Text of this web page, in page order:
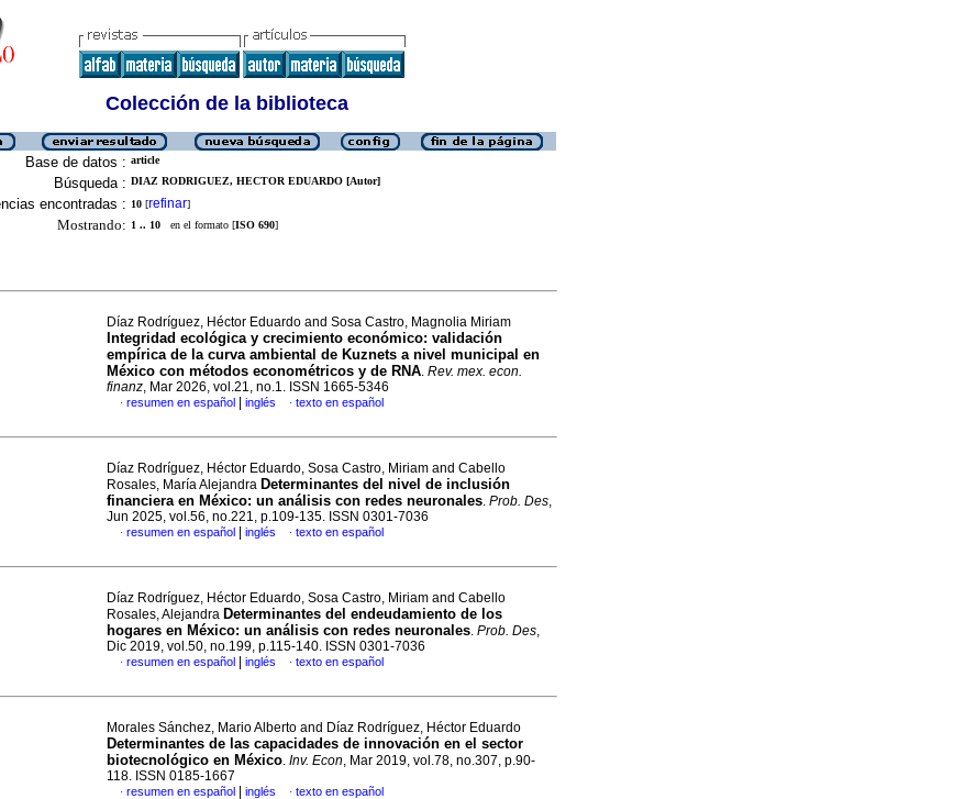
Colección de la biblioteca
Base de datos : article
Búsqueda : DIAZ RODRIGUEZ, HECTOR EDUARDO [Autor]
encontradas : 10 [refinar]
Mostrando: 1 .. 10 en el formato [ISO 690]
Díaz Rodríguez, Héctor Eduardo and Sosa Castro, Magnolia Miriam
Integridad ecológica y crecimiento económico: validación
empírica de la curva ambiental de Kuznets a nivel municipal en
México con métodos econométricos y de RNA. Rev. mex. econ.
finanz, Mar 2026, vol.21, no.1. ISSN 1665-5346
· resumen en español inglés · texto en español
Díaz Rodríguez, Héctor Eduardo, Sosa Castro, Miriam and Cabello
Rosales, María Alejandra Determinantes del nivel de inclusión
financiera en México: un análisis con redes neuronales. Prob. Des,
Jun 2025, vol.56, no.221, p.109-135. ISSN 0301-7036
· resumen en español inglés · texto en español
Díaz Rodríguez, Héctor Eduardo, Sosa Castro, Miriam and Cabello
Rosales, Alejandra Determinantes del endeudamiento de los
hogares en México: un análisis con redes neuronales. Prob. Des,
Dic 2019, vol.50, no.199, p.115-140. ISSN 0301-7036
· resumen en español inglés · texto en español
Morales Sánchez, Mario Alberto and Díaz Rodríguez, Héctor Eduardo
Determinantes de las capacidades de innovación en el sector
biotecnológico en México. Inv. Econ, Mar 2019, vol.78, no.307, p.90-
118. ISSN 0185-1667
· resumen en español inglés · texto en español